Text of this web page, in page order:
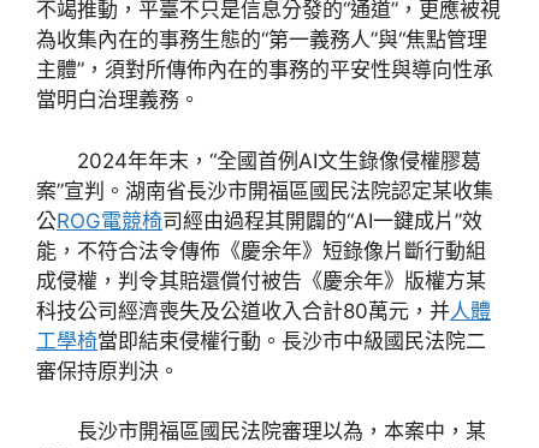
不竭推動，平臺不只是信息分發的“通道”，更應被視
為收集內在的事務生態的“第一義務人”與“焦點管理
主體”，須對所傳佈內在的事務的平安性與導向性承
當明白治理義務。
2024年年末，“全國首例AI文生錄像侵權膠葛
案”宣判。湖南省長沙市開福區國民法院認定某收集
公ROG電競椅司經由過程其開闢的“AI一鍵成片”效
能，不符合法令傳佈《慶余年》短錄像片斷行動組
成侵權，判令其賠還償付被告《慶余年》版權方某
科技公司經濟喪失及公道收入合計80萬元，并人體
工學椅當即結束侵權行動。長沙市中級國民法院二
審保持原判決。
長沙市開福區國民法院審理以為，本案中，某